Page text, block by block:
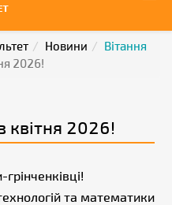
Новини
Вітання
2026!
квітня 2026!
та математики